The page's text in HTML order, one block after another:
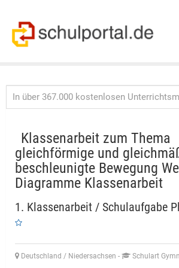
Klassenarbeit zum Thema
gleichförmige und
beschleunigte Bewegung
Diagramme Klassenarbeit
1. Klassenarbeit / Schulaufgabe
Deutschland / Niedersachsen - Schulart